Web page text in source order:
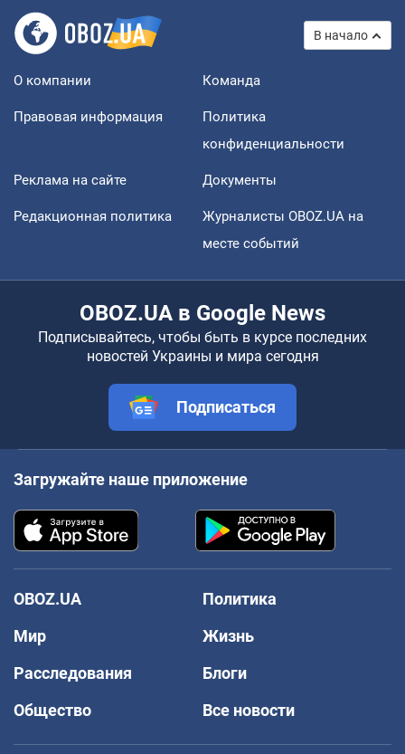
В начало
О компании Команда
Правовая информация
Политика
конфиденциальности
Реклама на сайте Документы
Редакционная политика
Журналисты OBOZ.UA на
месте событий
OBOZ.UA в Google News
Подписывайтесь, чтобы быть в курсе последних
новостей Украины и мира сегодня
Подписаться
Загружайте наше приложение
OBOZ.UA
Политика
Мир
Жизнь
Расследования
Блоги
Общество
Все новости